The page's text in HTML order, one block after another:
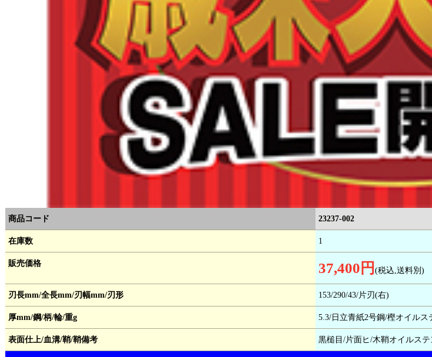
商品コード 23237-002
在庫数 1
販売価格 37,400円 (税込,送料別)
刃長mm/全長mm/刃幅mm/刃形 153/290/43/片刃(右)
厚mm/鋼/柄/輪/重g 5.3/日立青紙2号鋼/樫オイルス
表面仕上/血溝/鞘/鞘備考 黒槌目/片面ヒ/木鞘オイルス